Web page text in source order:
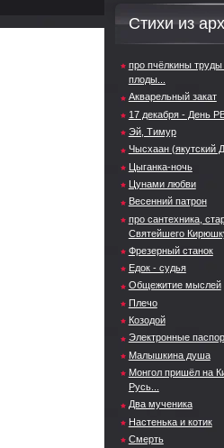
Стихи из
про пчёлкины
плоды...
Акварельный закат
17 декабря - День
Эй, Тимур
Чысхаан (якутский
Цыганка-ночь
Цунами любви
Весенний патрон
про сантехника,
Святейшего
Фрезерный станок
Едок - судья
Общежитие мыслей
Плечо
Козодой
Электронные
Малышкина душа
Монгол пришёл на
Русь...
Два мученика
Настенька и котик
Смерть